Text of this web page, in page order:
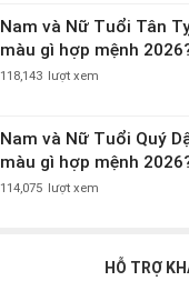
Nam và Nữ Tuổi Tân
màu gì hợp mệnh
118,143 lượt xem
Nam và Nữ Tuổi Quý
màu gì hợp mệnh
114,075 lượt xem
HỖ TRỢ